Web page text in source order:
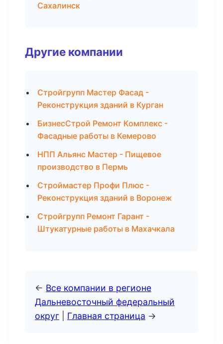
Сахалинск
Другие компании
Стройгрупп Мастер Фасад -
Реконструкция зданий в Курган
БизнесСтрой Ремонт Комплекс -
Фасадные работы в Кемерово
НПП Альянс Мастер - Пищевое
производство в Пермь
Строймастер Профи Плюс -
Реконструкция зданий в Воронеж
Стройгрупп Ремонт Гарант -
Штукатурные работы в Махачкала
← Все компании в регионе
Дальневосточный федеральный
округ
Главная страница →